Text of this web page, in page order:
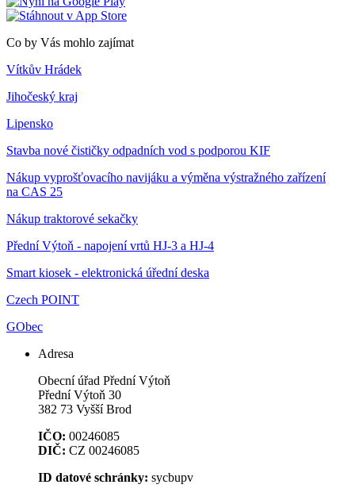
Co by Vás mohlo zajímat
Vítkův Hrádek
Jihočeský kraj
Lipensko
Stavba nové čističky odpadních vod s podporou KIF
Nákup vyprošťovacího navijáku a výměna výstražného zařízení
na CAS 25
Nákup traktorové sekačky
Přední Výtoň - napojení vrtů HJ-3 a HJ-4
Smart kiosek - elektronická úřední deska
Czech POINT
GObec
Adresa
Obecní úřad Přední Výtoň
Přední Výtoň 30
382 73 Vyšší Brod
IČO: 00246085
DIČ: CZ 00246085
ID datové schránky: sycbupv